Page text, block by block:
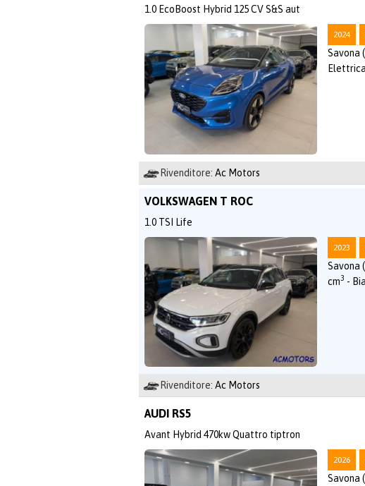
1.0 EcoBoost Hybrid 125 CV S&S aut
2024
Savona
Rivenditore: Ac Motors
VOLKSWAGEN T ROC
1.0 TSI Life
2023
Savona
cm3 -
Rivenditore: Ac Motors
AUDI RS5
Avant Hybrid 470kw Quattro tiptron
2026
Savona